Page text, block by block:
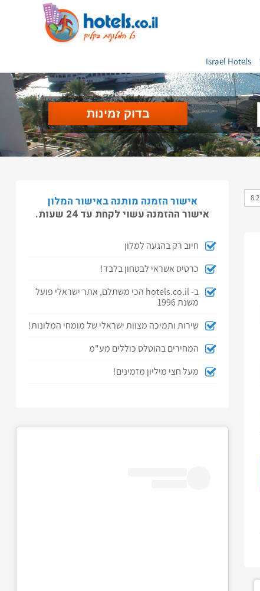
Israel Hotels
אישור הזמנה מותנה באישור המלון
אישור ההזמנה עשוי לקחת עד 24 שעות.
חיוב רק בהגעה למלון
כרטיס אשראי לבטחון בלבד!
ב- hotels.co.il הכי משתלם, אתר ישראלי פועל
משנת 1996
שירות ותמיכה מצוות ישראלי של מומחי המלונות!
המחירים בהוטלס כוללים מע"מ
מעל חצי מיליון מזמינים!